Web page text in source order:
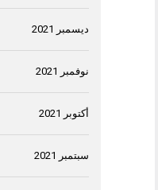
ديسمبر 2021
نوفمبر 2021
أكتوبر 2021
سبتمبر 2021